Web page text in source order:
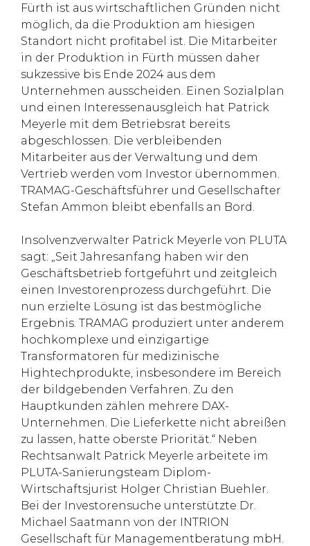
Fürth ist aus wirtschaftlichen Gründen nicht
möglich, da die Produktion am hiesigen
Standort nicht profitabel ist. Die Mitarbeiter
in der Produktion in Fürth müssen daher
sukzessive bis Ende 2024 aus dem
Unternehmen ausscheiden. Einen Sozialplan
und einen Interessenausgleich hat Patrick
Meyerle mit dem Betriebsrat bereits
abgeschlossen. Die verbleibenden
Mitarbeiter aus der Verwaltung und dem
Vertrieb werden vom Investor übernommen.
TRAMAG-Geschäftsführer und Gesellschafter
Stefan Ammon bleibt ebenfalls an Bord.
Insolvenzverwalter Patrick Meyerle von PLUTA
sagt: „Seit Jahresanfang haben wir den
Geschäftsbetrieb fortgeführt und zeitgleich
einen Investorenprozess durchgeführt. Die
nun erzielte Lösung ist das bestmögliche
Ergebnis. TRAMAG produziert unter anderem
hochkomplexe und einzigartige
Transformatoren für medizinische
Hightechprodukte, insbesondere im Bereich
der bildgebenden Verfahren. Zu den
Hauptkunden zählen mehrere DAX-
Unternehmen. Die Lieferkette nicht abreißen
zu lassen, hatte oberste Priorität.“ Neben
Rechtsanwalt Patrick Meyerle arbeitete im
PLUTA-Sanierungsteam Diplom-
Wirtschaftsjurist Holger Christian Buehler.
Bei der Investorensuche unterstützte Dr.
Michael Saatmann von der INTRION
Gesellschaft für Managementberatung mbH.